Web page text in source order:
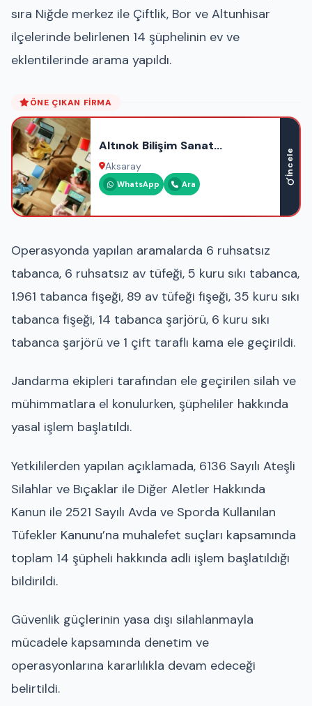
sıra Niğde merkez ile Çiftlik, Bor ve Altunhisar
ilçelerinde belirlenen 14 şüphelinin ev ve
eklentilerinde arama yapıldı.
ÖNE ÇIKAN FIRMA
Altınok Bilişim Sanat
Akademisi
Aksaray
WhatsApp Ara
İncele
Operasyonda yapılan aramalarda 6 ruhsatsız
tabanca, 6 ruhsatsız av tüfeği, 5 kuru sıkı tabanca,
1.961 tabanca fişeği, 89 av tüfeği fişeği, 35 kuru sıkı
tabanca fişeği, 14 tabanca şarjörü, 6 kuru sıkı
tabanca şarjörü ve 1 çift taraflı kama ele geçirildi.
Jandarma ekipleri tarafından ele geçirilen silah ve
mühimmatlara el konulurken, şüpheliler hakkında
yasal işlem başlatıldı.
Yetkililerden yapılan açıklamada, 6136 Sayılı Ateşli
Silahlar ve Bıçaklar ile Diğer Aletler Hakkında
Kanun ile 2521 Sayılı Avda ve Sporda Kullanılan
Tüfekler Kanunu’na muhalefet suçları kapsamında
toplam 14 şüpheli hakkında adli işlem başlatıldığı
bildirildi.
Güvenlik güçlerinin yasa dışı silahlanmayla
mücadele kapsamında denetim ve
operasyonlarına kararlılıkla devam edeceği
belirtildi.